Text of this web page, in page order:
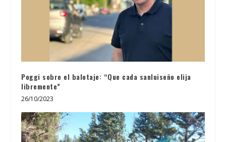
Poggi sobre el balotaje: “Que cada sanluiseño elija
libremente”
26/10/2023